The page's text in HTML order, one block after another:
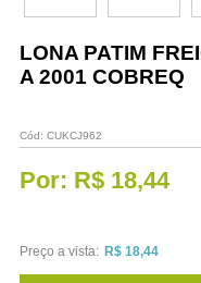
Vestuário
Promoções
LONA PATIM
A 2001 COBREQ
Cód: CUKCJ962
Por: R$ 18,44
Preço a vista: R$ 18,44